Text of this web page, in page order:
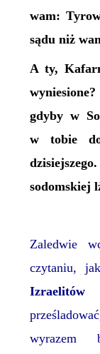
wam:
sądu niż
A ty,
gdyby w
w tobie
sodomskiej
Zaledwie
czytaniu,
Izraelitów
wyrazem